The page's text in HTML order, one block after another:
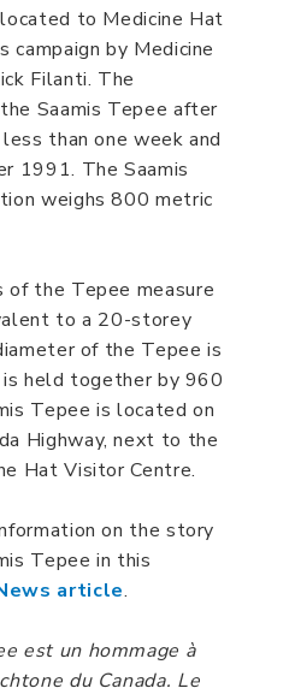
to Medicine Hat
campaign by Medicine
Filanti. The
Saamis Tepee after
than one week and
1991. The Saamis
weighs 800 metric
of the Tepee measure
to a 20-storey
of the Tepee is
held together by 960
Tepee is located on
Highway, next to the
Hat Visitor Centre.
on the story
Tepee in this
article.
est un hommage à
du Canada. Le